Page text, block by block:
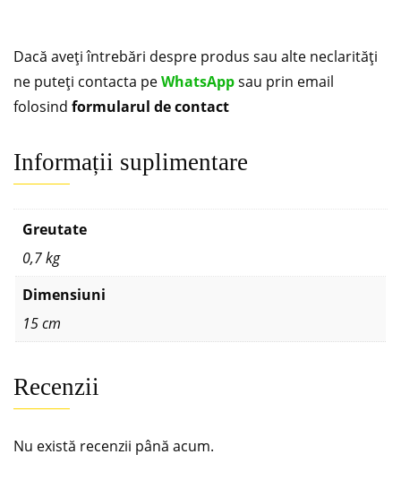
Dacă aveți întrebări despre produs sau alte neclarități
ne puteți contacta peWhatsAppsau prin email
folosind formularul de contact
Informații suplimentare
Greutate
0,7 kg
Dimensiuni
15 cm
Recenzii
Nu există recenzii până acum.